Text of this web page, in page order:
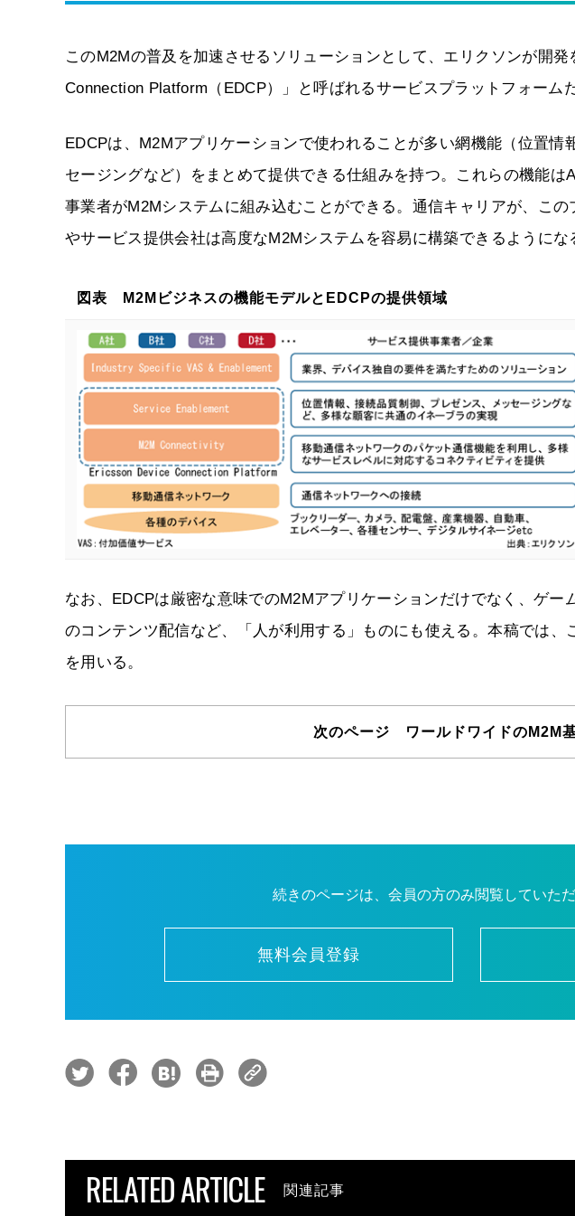
このM2Mの普及を加速させるソリューションとして、エリクソンが開
Connection Platform（EDCP）」と呼ばれるサービスプラットフォームだ
EDCPは、M2Mアプリケーションで使われることが多い網機能（位置情
セージングなど）をまとめて提供できる仕組みを持つ。これらの機能は
事業者がM2Mシステムに組み込むことができる。通信キャリアが、こ
やサービス提供会社は高度なM2Mシステムを容易に構築できるようにな
図表 M2Mビジネスの機能モデルとEDCPの提供領域
なお、EDCPは厳密な意味でのM2Mアプリケーションだけでなく、ゲー
のコンテンツ配信など、「人が利用する」ものにも使える。本稿では、
を用いる。
次のページ ワールドワイドのM2M
続きのページは、会員の方のみ閲覧していただ
無料会員登録
RELATED ARTICLE 関連記事